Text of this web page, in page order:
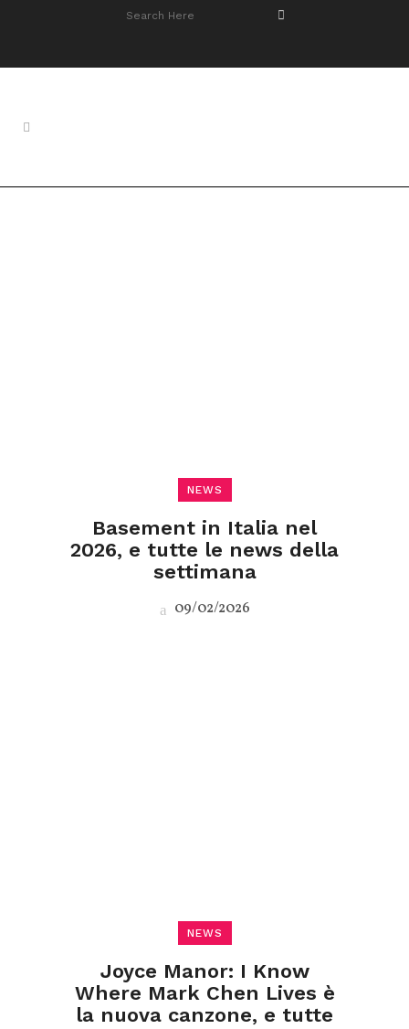
NEWS
Basement in Italia nel
2026, e tutte le news della
settimana
09/02/2026
NEWS
Joyce Manor: I Know
Where Mark Chen Lives è
la nuova canzone, e tutte